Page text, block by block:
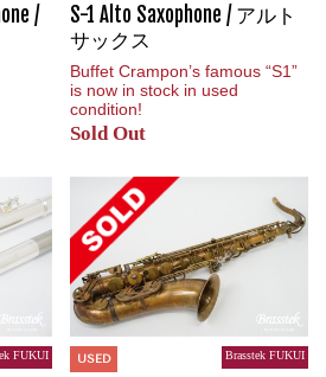
/
S-1 Alto Saxophone / アルト
サックス
Buffet Crampon’s famous “S1”
is now in stock in used
condition!
Sold Out
FUKUI USED Brasstek FUKUI